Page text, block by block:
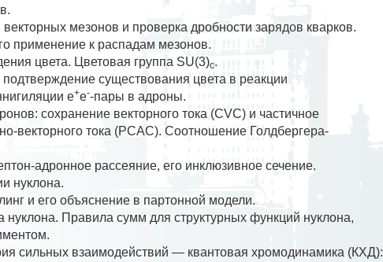
мезонов и проверка дробности зарядов кварков.
применение к распадам мезонов.
цвета. Цветовая группа SU(3)c.
существования цвета в реакции
e+e--пары в адроны.
сохранение векторного тока (CVC) и частичное
векторного тока (PCAC). Соотношение Голдбергера-
адронное рассеяние, его инклюзивное сечение.
нуклона.
и его объяснение в партонной модели.
нуклона. Правила сумм для структурных функций нуклона,
сильных взаимодействий — квантовая хромодинамика (КХД):